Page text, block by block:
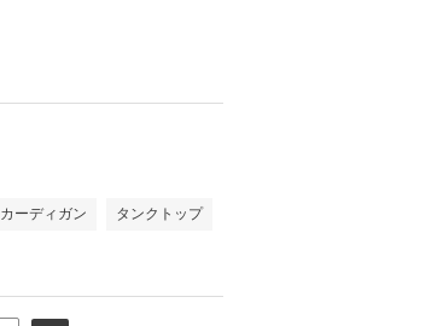
カーディガン タンクトップ